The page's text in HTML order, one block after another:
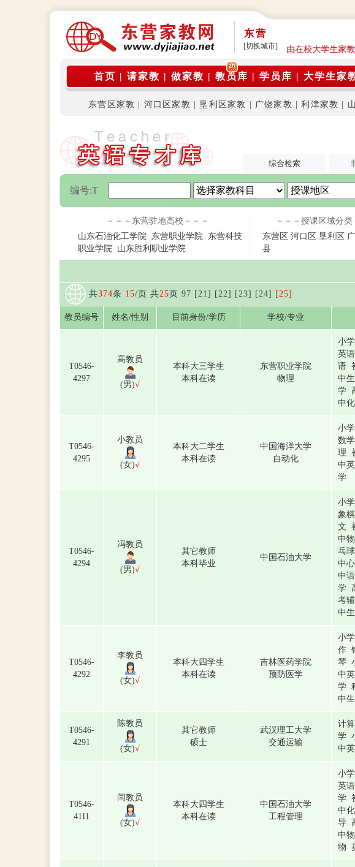
东营
[切换城市]
公告: 本平台是由在校大学生家
首页 | 请家教 | 做家教 | 教员库 | 学员库 | 大学生家
东营区家教 河口区家教 垦利区家教 广饶家教 |利津家教
综合检索
编号:T
－－－东营驻地高校－－－
山东石油化工学院 东营职业学院 东营科技
职业学院 山东胜利职业学院
－－－授课区域分类
东营区 河口区 垦利区
县
共374条 15/页 共25页 97 [21] [22] [23] [24] [25]
教员编号 姓名/性别 目前身份/学历 学校/专业
T0546-
4297
高教员
(男)√
本科大三学生
本科在读
东营职业学院
物理
小
英
语
中
学
中
T0546-
4295
小教员
(女)√
本科大二学生
本科在读
中国海洋大学
自动化
小
数
理
中
学
T0546-
4294
冯教员
(男)√
其它教师
本科毕业
中国石油大学
小
象
文
中
乓
中
中
学
考
中
T0546-
4292
李教员
(女)√
本科大四学生
本科在读
吉林医药学院
预防医学
小
作
琴
中
学
中
T0546-
4291
陈教员
(女)√
其它教师
硕士
武汉理工大学
交通运输
计
学
中
T0546-
4111
闫教员
(女)√
本科大四学生
本科在读
中国石油大学
工程管理
小
英
学
中
导
中
物